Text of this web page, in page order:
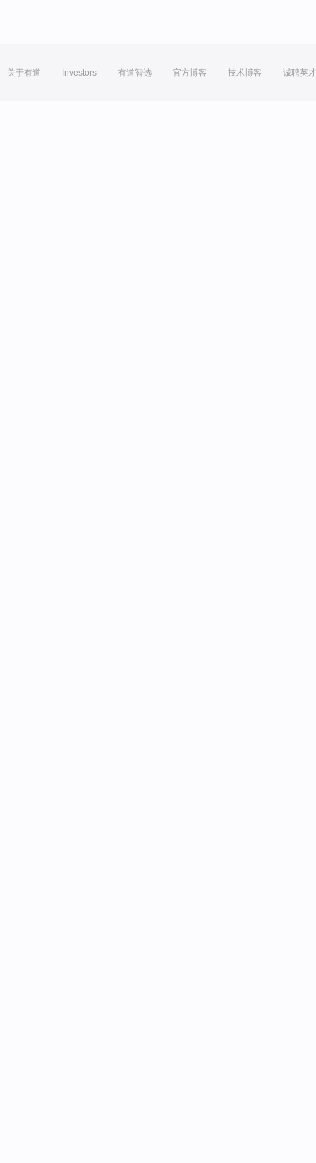
关于有道 Investors 有道智选 官方博客 技术博客 诚聘英才